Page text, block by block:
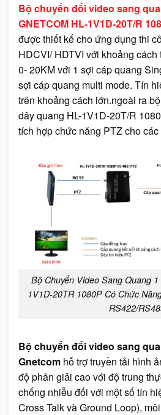
Bộ chuyển đổi video sang
GNETCOM HL-1V1D-20T/R
được thiết kế cho ứng dụng thi
HDCVI/ HDTVI với khoảng
0- 20KM với 1 sợi cáp quang
sợi cáp quang multi mode. Tín
trên khoảng cách lớn.ngoài ra
dây quang HL-1V1D-20T/R
tích hợp chức năng PTZ cho các
Bộ Chuyển Video Sang Quang
1V1D-20TR 1080P Có Chức
RS422/
Bộ chuyển đổi video sang
Gnetcom hỗ trợ truyền tải hình
độ phân giải cao với độ trung
chống nhiễu đối với một số tín
Cross Talk và Ground Loop),